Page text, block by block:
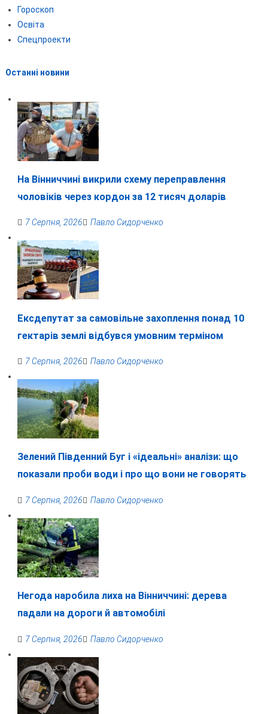
Гороскоп
Освіта
Спецпроекти
Останні новини
На Вінниччині викрили схему переправлення
чоловіків через кордон за 12 тисяч доларів
7 Серпня, 2026 Павло Сидорченко
Ексдепутат за самовільне захоплення понад 10
гектарів землі відбувся умовним терміном
7 Серпня, 2026 Павло Сидорченко
Зелений Південний Буг і «ідеальні» аналізи: що
показали проби води і про що вони не говорять
7 Серпня, 2026 Павло Сидорченко
Негода наробила лиха на Вінниччині: дерева
падали на дороги й автомобілі
7 Серпня, 2026 Павло Сидорченко